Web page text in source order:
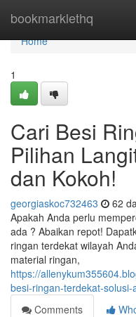
bookmarklethq
Home
Home
1
Cari Besi
Pilihan
dan Kokoh!
georgiaskoc732463 62
Apakah Anda perlu
ada ? Abaikan repot!
ringan terdekat wilayah
material ringan,
https://
besi-ringan-terdekat-
Comments